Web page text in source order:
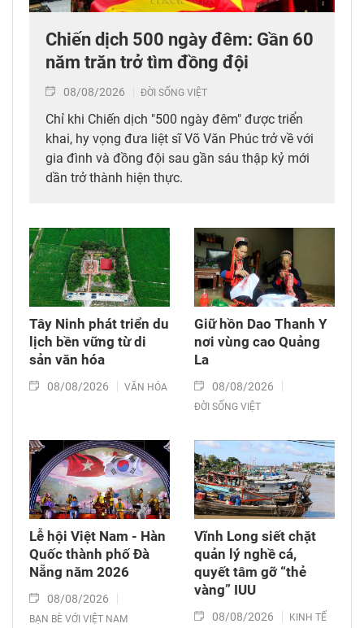
Chiến dịch 500 ngày đêm: Gần 60
năm trăn trở tìm đồng đội
08/08/2026 ĐỜI SỐNG VIỆT
Chỉ khi Chiến dịch "500 ngày đêm" được triển
khai, hy vọng đưa liệt sĩ Võ Văn Phúc trở về với
gia đình và đồng đội sau gần sáu thập kỷ mới
dần trở thành hiện thực.
Tây Ninh phát triển du
lịch bền vững từ di
sản văn hóa
08/08/2026 VĂN HÓA
Giữ hồn Dao Thanh Y
nơi vùng cao Quảng
La
08/08/2026
ĐỜI SỐNG VIỆT
Lễ hội Việt Nam - Hàn
Quốc thành phố Đà
Nẵng năm 2026
08/08/2026
BẠN BÈ VỚI VIỆT NAM
Vĩnh Long siết chặt
quản lý nghề cá,
quyết tâm gỡ “thẻ
vàng” IUU
08/08/2026 KINH TẾ